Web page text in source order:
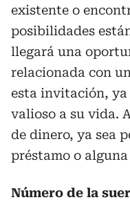
existente o
posibilidades
llegará una
relacionada con
esta invitación,
valioso a su vida.
de dinero, ya sea
préstamo o
Número de la